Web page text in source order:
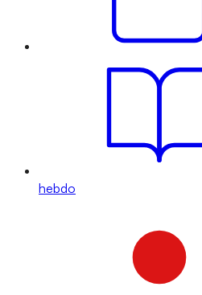
hebdo